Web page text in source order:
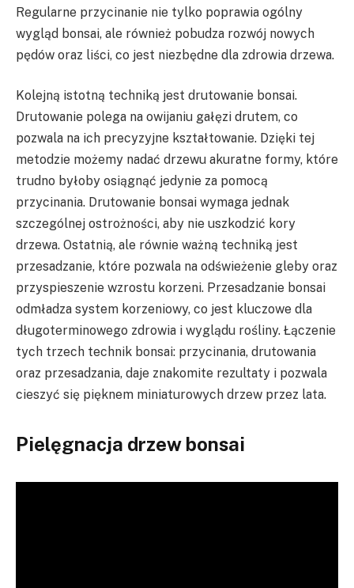
Regularne przycinanie nie tylko poprawia ogólny
wygląd bonsai, ale również pobudza rozwój nowych
pędów oraz liści, co jest niezbędne dla zdrowia drzewa.
Kolejną istotną techniką jest drutowanie bonsai.
Drutowanie polega na owijaniu gałęzi drutem, co
pozwala na ich precyzyjne kształtowanie. Dzięki tej
metodzie możemy nadać drzewu akuratne formy, które
trudno byłoby osiągnąć jedynie za pomocą
przycinania. Drutowanie bonsai wymaga jednak
szczególnej ostrożności, aby nie uszkodzić kory
drzewa. Ostatnią, ale równie ważną techniką jest
przesadzanie, które pozwala na odświeżenie gleby oraz
przyspieszenie wzrostu korzeni. Przesadzanie bonsai
odmładza system korzeniowy, co jest kluczowe dla
długoterminowego zdrowia i wyglądu rośliny. Łączenie
tych trzech technik bonsai: przycinania, drutowania
oraz przesadzania, daje znakomite rezultaty i pozwala
cieszyć się pięknem miniaturowych drzew przez lata.
Pielęgnacja drzew bonsai